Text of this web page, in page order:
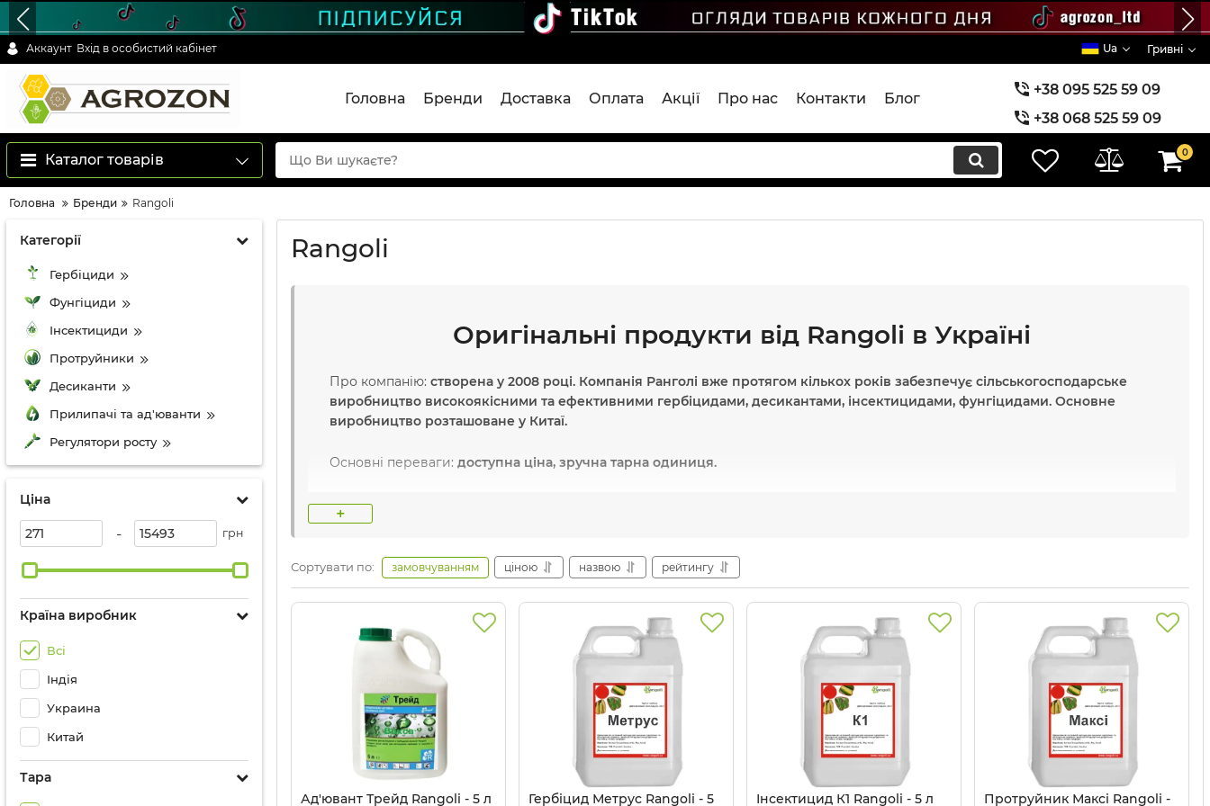
Аккаунт Вхід в особистий кабінет Ua Гривні
Головна Бренди Доставка Оплата Акції Про нас Контакти Блог
+38 095 525 59 09
+38 068 525 59 09
+38 073 525 59 09
Каталог товарів 0
Головна Бренди Rangoli
Категорії
Гербіциди
Фунгіциди
Інсектициди
Протруйники
Десиканти
Прилипачі та ад'юванти
Регулятори росту
Ціна
- грн
Країна виробник
Всі
Індія
Украина
Китай
Тара
Rangoli
Оригінальні продукти від Rangoli в Україні
Про компанію: створена у 2008 році. Компанія Ранголі вже протягом кількох років забезпечує сільськогосподарське
виробництво високоякісними та ефективними гербіцидами, десикантами, інсектицидами, фунгіцидами. Основне
виробництво розташоване у Китаї.
Основні переваги: доступна ціна, зручна тарна одиниця.
Найвідоміші препарати:
Країна:Україна
Де купити препарати Ранголів Україні?
Agrozon.com.ua
пропонує вам купити оригінальні препарати від виробника Ранголі за найвигіднішою ціною в
інтернеті та із зручними умовами доставки по Україні. Ми надаємо сертифікат якості та гарантуємо оригінальність
походження товару!
+
Сортувати по: замовчуванням ціною назвою рейтингу
Ад'ювант Трейд Rangoli - 5 л
Гербіцид Метрус Rangoli - 5
Інсектицид К1 Rangoli - 5 л
Протруйник Максі Rangoli -